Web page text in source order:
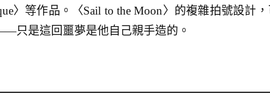
〉等作品。〈Sail to the Moon〉的複雜拍號設計，
只是這回噩夢是他自己親手造的。